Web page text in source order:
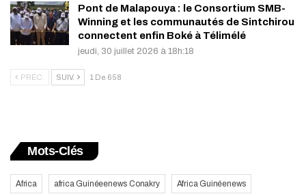
Pont de Malapouya : le Consortium SMB-
Winning et les communautés de Sintchirou
connectent enfin Boké à Télimélé
jeudi, 30 juillet 2026 à 18h:18
PRÉC. SUIV. 1 De 658
Mots-Clés
Africa africa Guinéeenews Conakry Africa Guinéenews